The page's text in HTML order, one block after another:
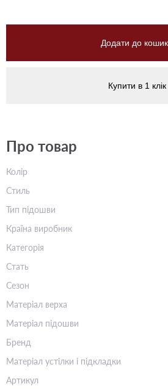
Додати до
Купити в 1 клік
Про товар
Колір
Стиль
Тип підошви
Країна виробник
Категорія
Стать
Сезон
Матеріал верха
Матеріал підошви
Бренд
Матеріал устілки і підкладки
Артикул